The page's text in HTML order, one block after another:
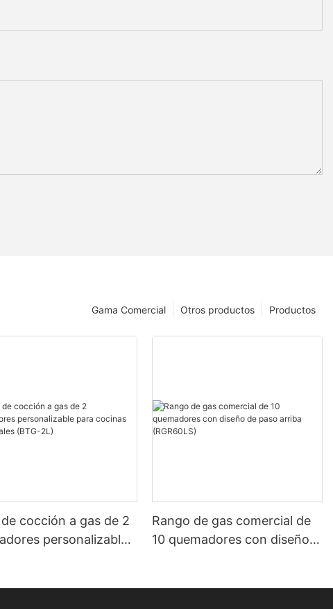
Productos
Otros productos
Gama Comercial
cocción a gas de 2
personalizable
Rango de gas comercial de
10 quemadores con diseño